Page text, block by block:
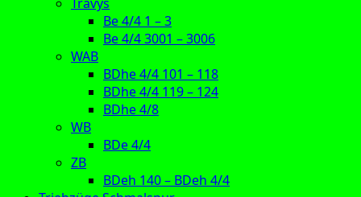
Be 4/4 1 – 3
Be 4/4 3001 – 3006
WAB
BDhe 4/4 101 – 118
BDhe 4/4 119 – 124
BDhe 4/8
WB
BDe 4/4
ZB
BDeh 140 – BDeh 4/4